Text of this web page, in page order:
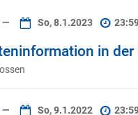
— So, 8.1.2023
in der
— So, 9.1.2022